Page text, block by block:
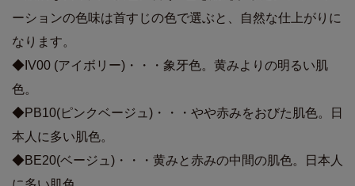
ーションの色味は首すじの色で選ぶと、自然な仕上がりに
なります。
◆IV00 (アイボリー)・・・象牙色。黄みよりの明るい肌
色。
◆PB10(ピンクベージュ)・・・やや赤みをおびた肌色。日
本人に多い肌色。
◆BE20(ベージュ)・・・黄みと赤みの中間の肌色。日本人